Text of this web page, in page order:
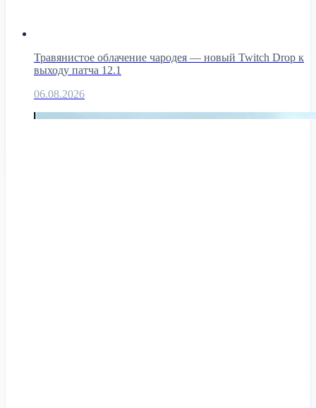
Травянистое облачение чародея — новый Twitch Drop к
выходу патча 12.1
06.08.2026